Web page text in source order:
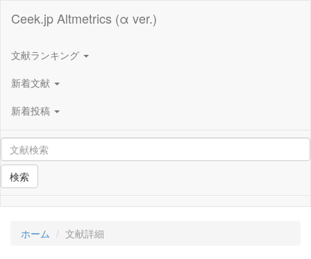
Ceek.jp Altmetrics (α ver.)
文献ランキング
新着文献
新着投稿
検索
ホーム 文献詳細